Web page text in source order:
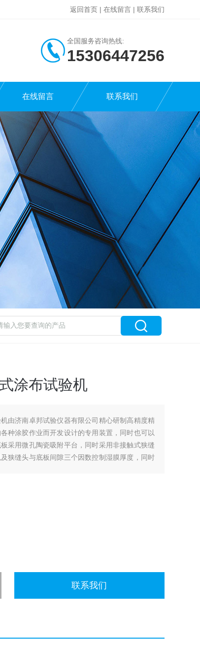
返回首页 | 在线留言 | 联系我们
全国服务咨询热线:
15306447256
在线留言 联系我们
涂布试验机
由济南卓邦试验仪器有限公司精心研制高精度精
种涂胶作业而开发设计的专用装置，同时也可以
采用微孔陶瓷吸附平台，同时采用非接触式狭缝
狭缝头与底板间隙三个因数控制湿膜厚度，同时
联系我们